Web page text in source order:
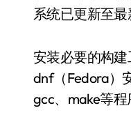
系统已更新至最
安装必要的构
dnf（Fedora）
gcc、make等程